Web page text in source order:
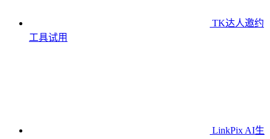
TK达人邀约
工具试用
LinkPix AI生